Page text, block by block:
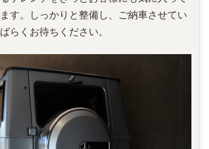
す。しっかりと整備し、ご納車させてい
らくお待ちください。